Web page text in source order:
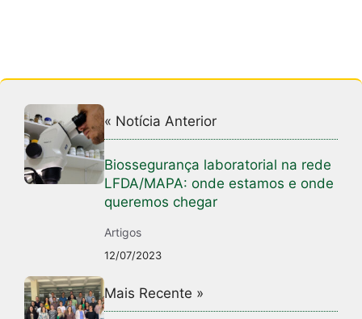
« Notícia Anterior
Biossegurança laboratorial na rede
LFDA/MAPA: onde estamos e onde
queremos chegar
Artigos
12/07/2023
Mais Recente »